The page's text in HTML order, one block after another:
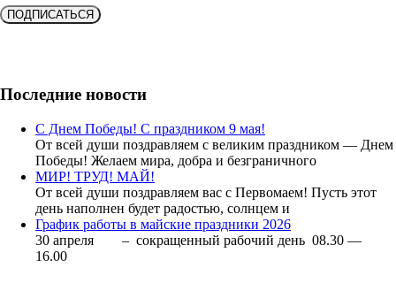
ПОДПИСАТЬСЯ
Последние новости
С Днем Победы! С праздником 9 мая!
От всей души поздравляем с великим праздником — Днем
Победы! Желаем мира, добра и безграничного
МИР! ТРУД! МАЙ!
От всей души поздравляем вас с Первомаем! Пусть этот
день наполнен будет радостью, солнцем и
График работы в майские праздники 2026
30 апреля – сокращенный рабочий день 08.30 —
16.00